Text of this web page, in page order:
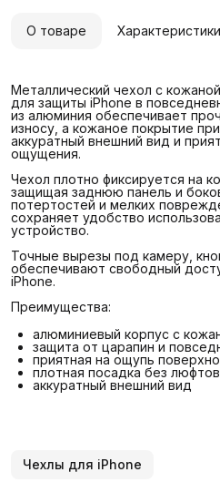
О товаре Характеристики
Металлический чехол с
для защиты iPhone в
из алюминия обеспечивает
износу, а кожаное покрытие
аккуратный внешний вид и
ощущения.
Чехол плотно фиксируется на
защищая заднюю панель и
потертостей и мелких
сохраняет удобство
устройство.
Точные вырезы под камеру,
обеспечивают свободный
iPhone.
Преимущества:
алюминиевый корпус с
защита от царапин и
приятная на ощупь
плотная посадка без люфтов
аккуратный внешний вид
Чехлы для iPhone